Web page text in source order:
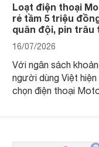
Loạt điện thoại
rẻ tầm 5 triệu
quân đội, pin trâu
16/07/2026
Với ngân sách
người dùng Việt
chọn điện thoại